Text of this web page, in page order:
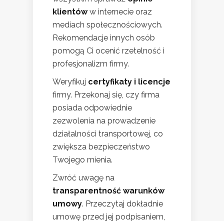
klientóww internecie oraz
mediach społecznościowych.
Rekomendacje innych osób
pomogą Ci ocenić rzetelność i
profesjonalizm firmy.
Weryfikuj certyfikaty i licencje
firmy. Przekonaj się, czy firma
posiada odpowiednie
zezwolenia na prowadzenie
działalności transportowej, co
zwiększa bezpieczeństwo
Twojego mienia.
Zwróć uwagę na
transparentność warunków
umowy. Przeczytaj dokładnie
umowę przed jej podpisaniem,